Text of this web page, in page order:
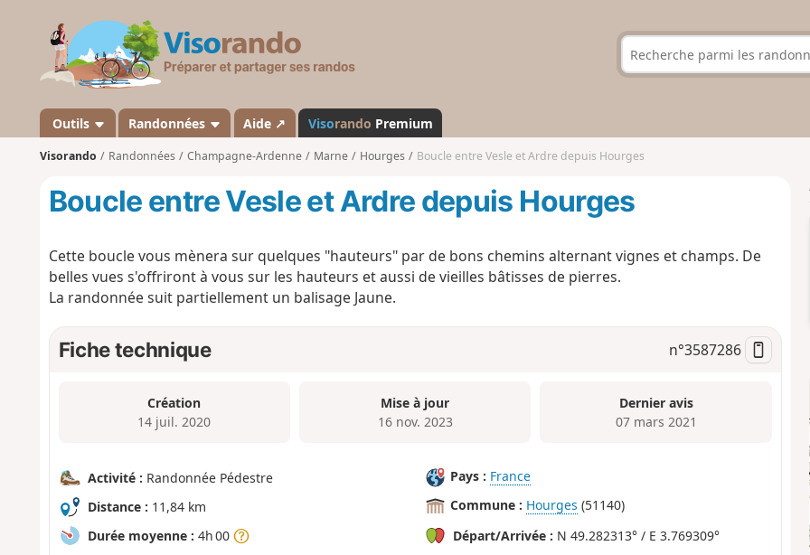
s
a
n
d
Outils Randonnées Aide ↗ Visorando Premium
Visorando Randonnées Champagne-Ardenne Marne Hourges Boucle entre Vesle et Ardre depuis Hourges
Boucle entre Vesle et Ardre depuis Hourges
Cette boucle vous mènera sur quelques "hauteurs" par de bons chemins alternant vignes et champs. De
belles vues s'offriront à vous sur les hauteurs et aussi de vieilles bâtisses de pierres.
La randonnée suit partiellement un balisage Jaune.
Fiche technique n°3587286
Création
14 juil. 2020
Mise à jour
16 nov. 2023
Dernier avis
07 mars 2021
Activité : Randonnée Pédestre
Distance : 11,84 km
Durée moyenne : 4h 00
Pays : France
Commune : Hourges (51140)
Départ/Arrivée : N 49.282313° / E 3.769309°